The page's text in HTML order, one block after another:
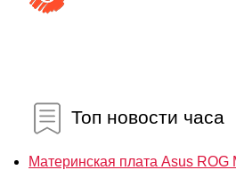
Топ новости часа
Материнская плата Asus ROG